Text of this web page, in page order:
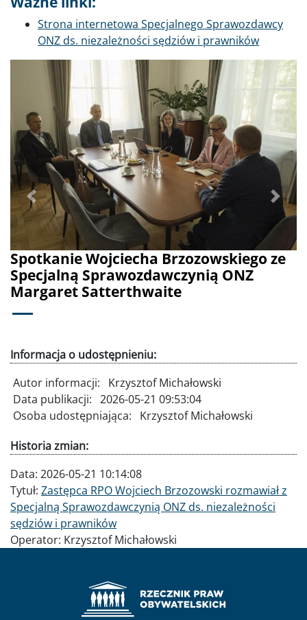
Strona internetowa Specjalnego Sprawozdawcy
ONZ ds. niezależności sędziów i prawników
Spotkanie Wojciecha Brzozowskiego ze
Specjalną Sprawozdawczynią ONZ
Margaret Satterthwaite
Poprzednie Dalej
Informacja o udostępnieniu:
Autor informacji:
Krzysztof Michałowski
Data publikacji: 2026-05-21 09:53:04
Osoba udostępniająca:
Krzysztof Michałowski
Historia zmian:
Data: 2026-05-21 10:14:08
Tytuł: Zastępca RPO Wojciech Brzozowski rozmawiał z
Specjalną Sprawozdawczynią ONZ ds. niezależności
sędziów i prawników
Operator: Krzysztof Michałowski